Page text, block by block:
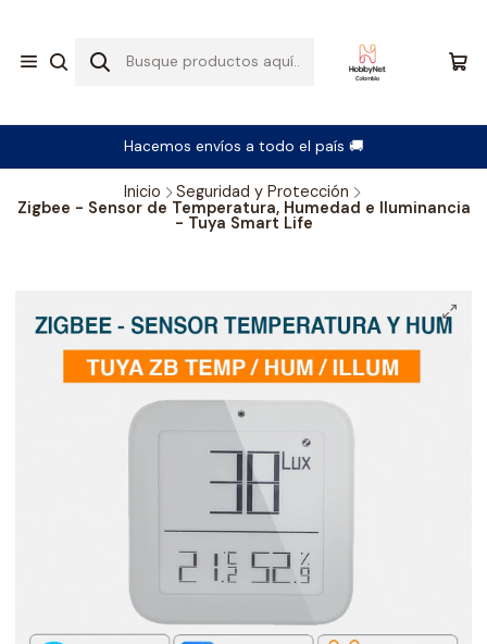
Hacemos envíos a todo el país 🚚
Inicio
Seguridad y Protección
Zigbee - Sensor de Temperatura, Humedad e Iluminancia
- Tuya Smart Life